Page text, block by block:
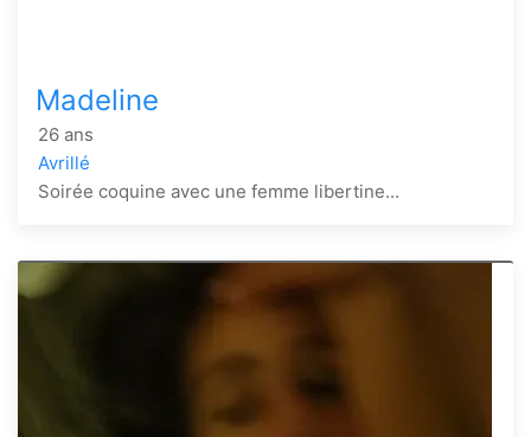
Madeline
26 ans
Avrillé
Soirée coquine avec une femme libertine...